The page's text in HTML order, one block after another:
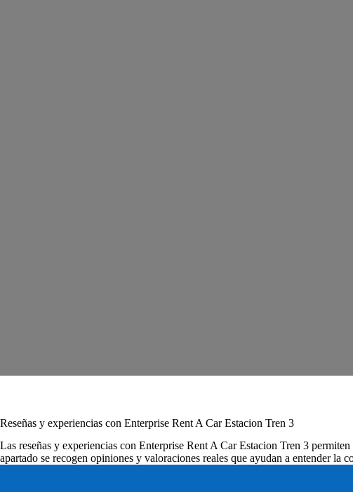
Reseñas y experiencias con Enterprise Rent A Car Estacion Tren 3
Las reseñas y experiencias con Enterprise Rent A Car Estacion Tren 3 permiten
apartado se recogen opiniones y valoraciones reales que ayudan a entender la